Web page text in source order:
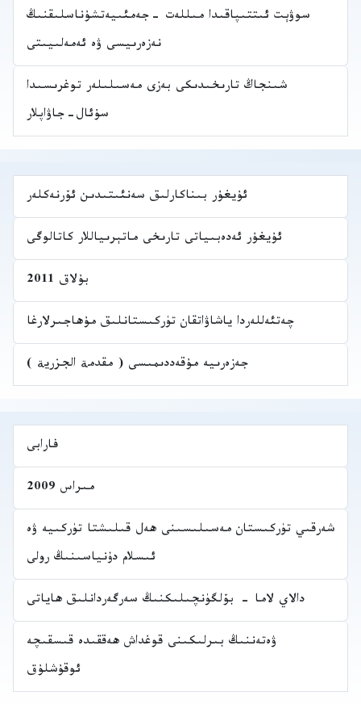
سوۋېت ئىتتىپاقىدا مىللەت -جەمئىيەتشۇناسلىقنىڭ
نەزەرىيسى ۋە ئەمەلىيىتى
شىنجاڭ تارىخىدىكى بەزى مەسىلىلەر توغرىسىدا
سۇئال-جاۋاپلار
ئۇيغۇر بىناكارلىق سەنئىتىدىن ئۆرنەكلەر
ئۇيغۇر ئەدەبىياتى تارىخى ماتېرىياللار كاتالوگى
بۇلاق 2011
چەتئەللەردا ياشاۋاتقان تۈركىستانلىق مۇھاجىرلارغا
جەزەرىيە مۇقەددىمىسى ( مقدمة الجزرية )
فارابى
مىراس 2009
شەرقىي تۈركىستان مەسىلىسىنى ھەل قىلىشتا تۈركىيە ۋە
ئىسلام دۇنياسىنىڭ رولى
دالاي لاما - بۆلگۈنچىلىكنىڭ سەرگەردانلىق ھاياتى
ۋەتەننىڭ بىرلىكىنى قوغداش ھەققىدە قىسقىچە
ئوقۇشلۇق